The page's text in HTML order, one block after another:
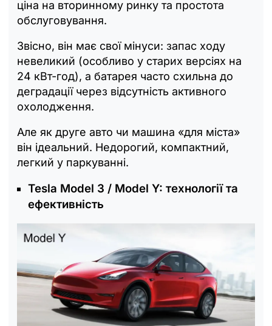
ціна на вторинному ринку та простота
обслуговування.
Звісно, він має свої мінуси: запас ходу
невеликий (особливо у старих версіях на
24 кВт-год), а батарея часто схильна до
деградації через відсутність активного
охолодження.
Але як друге авто чи машина «для міста»
він ідеальний. Недорогий, компактний,
легкий у паркуванні.
Tesla Model 3 / Model Y: технології та
ефективність